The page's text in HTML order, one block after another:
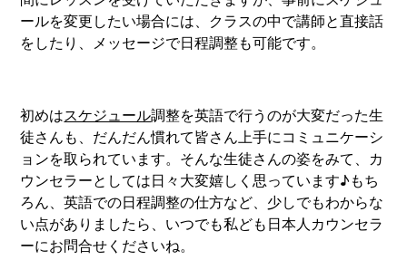
ールを変更したい場合には、クラスの中で講師と直接話
をしたり、メッセージで日程調整も可能です。
初めはスケジュール調整を英語で行うのが大変だった生
徒さんも、だんだん慣れて皆さん上手にコミュニケーシ
ョンを取られています。そんな生徒さんの姿をみて、カ
ウンセラーとしては日々大変嬉しく思っています♪もち
ろん、英語での日程調整の仕方など、少しでもわからな
い点がありましたら、いつでも私ども日本人カウンセラ
ーにお問合せくださいね。